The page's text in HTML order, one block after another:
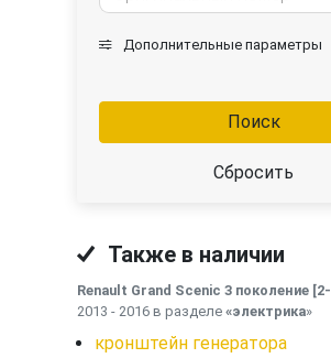
Дополнительные параметры
Поиск
Сбросить
Также в наличии
Renault Grand Scenic 3 поколение
2013 - 2016 в разделе «электрика»
кронштейн генератора